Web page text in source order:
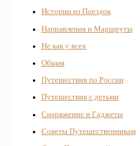
Истории из Поездок
Направления и Маршруты
Не как у всех
Общая
Путешествия по России
Путешествия с детьми
Снаряжение и Гаджеты
Советы Путешественникам